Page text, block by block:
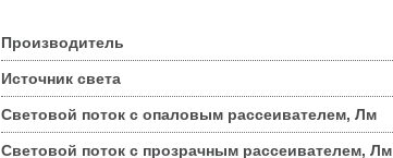
Производитель
Источник света
Световой поток с опаловым рассеивателем, Лм
Световой поток с прозрачным рассеивателем, Лм